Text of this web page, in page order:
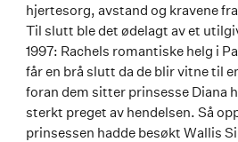
hjertesorg, avstand og kravene
Til slutt ble det ødelagt av et
1997: Rachels romantiske helg i
får en brå slutt da de blir vitne til
foran dem sitter prinsesse Diana
sterkt preget av hendelsen. Så
prinsessen hadde besøkt Wallis